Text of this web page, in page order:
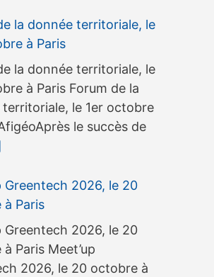
la donnée territoriale, le
à Paris
la donnée territoriale, le
à Paris Forum de la
territoriale, le 1er octobre
le succès de
Greentech 2026, le 20
Paris
Greentech 2026, le 20
Paris Meet’up
2026, le 20 octobre à